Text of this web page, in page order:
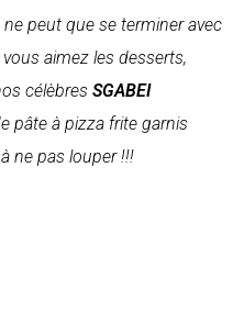
peut que se terminer avec
aimez les desserts,
célèbres SGABEI
pâte à pizza frite garnis
ne pas louper !!!